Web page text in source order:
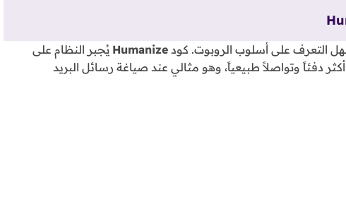
التعرف على أسلوب الروبوت. كود Humanize يُجبر النظام على
دفئاً وتواصلاً طبيعياً، وهو مثالي عند صياغة رسائل البريد